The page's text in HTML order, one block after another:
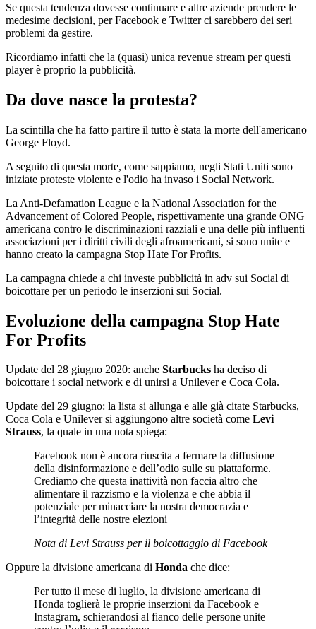
Se questa tendenza dovesse continuare e altre aziende prendere le
medesime decisioni, per Facebook e Twitter ci sarebbero dei seri
problemi da gestire.
Ricordiamo infatti che la (quasi) unica revenue stream per questi
player è proprio la pubblicità.
Da dove nasce la protesta?
La scintilla che ha fatto partire il tutto è stata la morte dell'americano
George Floyd.
A seguito di questa morte, come sappiamo, negli Stati Uniti sono
iniziate proteste violente e l'odio ha invaso i Social Network.
La Anti-Defamation League e la National Association for the
Advancement of Colored People, rispettivamente una grande ONG
americana contro le discriminazioni razziali e una delle più influenti
associazioni per i diritti civili degli afroamericani, si sono unite e
hanno creato la campagna Stop Hate For Profits.
La campagna chiede a chi investe pubblicità in adv sui Social di
boicottare per un periodo le inserzioni sui Social.
Evoluzione della campagna Stop Hate
For Profits
Update del 28 giugno 2020: anche Starbucks ha deciso di
boicottare i social network e di unirsi a Unilever e Coca Cola.
Update del 29 giugno: la lista si allunga e alle già citate Starbucks,
Coca Cola e Unilever si aggiungono altre società come Levi
Strauss, la quale in una nota spiega:
Facebook non è ancora riuscita a fermare la diffusione
della disinformazione e dell’odio sulle su piattaforme.
Crediamo che questa inattività non faccia altro che
alimentare il razzismo e la violenza e che abbia il
potenziale per minacciare la nostra democrazia e
l’integrità delle nostre elezioni
Nota di Levi Strauss per il boicottaggio di Facebook
Oppure la divisione americana di Honda che dice:
Per tutto il mese di luglio, la divisione americana di
Honda toglierà le proprie inserzioni da Facebook e
Instagram, schierandosi al fianco delle persone unite